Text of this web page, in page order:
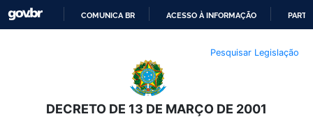
O
CONTEÚDO
COMUNICA BR ACESSO À INFORMAÇÃO
Pesquisar Legislação
DECRETO DE 13 DE MARÇO DE 2001